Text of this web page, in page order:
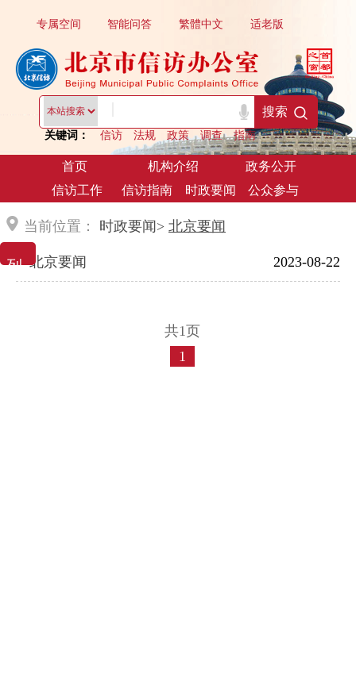
关键词： 信访 法规 政策 调查 指南
搜索
繁體中文
专属空间 适老版
智能问答
首页 机构介绍
政务公开
信访工作
信访指南 时政要闻 公众参与
当前位置： 时政要闻> 北京要闻
北京要闻 2023-08-22
共1页
1